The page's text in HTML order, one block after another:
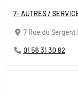
7- AUTRES /
7 Rue du
01 56 31 30 82